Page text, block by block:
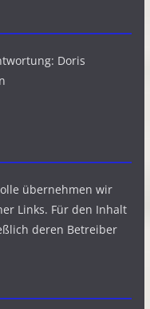
Doris
übernehmen wir
Links. Für den Inhalt
deren Betreiber